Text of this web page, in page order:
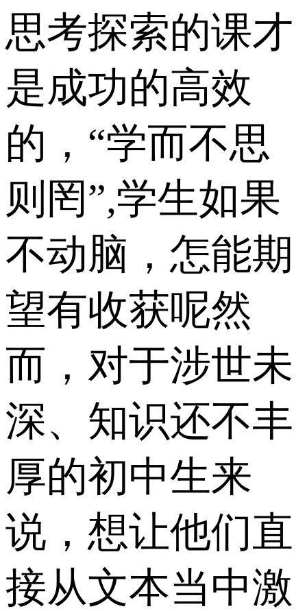
思考探索的课才
是成功的高效
的，“学而不思
则罔”,学生如果
不动脑，怎能期
望有收获呢然
而，对于涉世未
深、知识还不丰
厚的初中生来
说，想让他们直
接从文本当中激